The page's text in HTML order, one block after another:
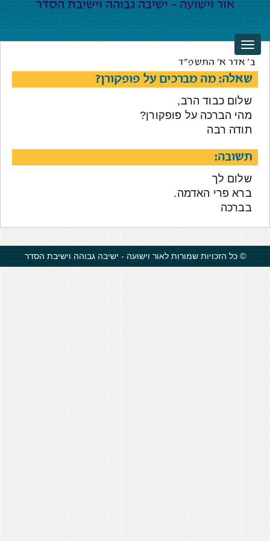
ב' אדר א' התשפ"ד
שאלה: מה מברכים על פופקורן?
שלום כבוד הרב,
מהי הברכה על פופקורן?
תודה רבה
תשובה:
שלום לך
ברא פרי האדמה.
בברכה
© כל הזכויות שמורות לאור וישועה - ישיבה גבוהה וישיבת הסדר